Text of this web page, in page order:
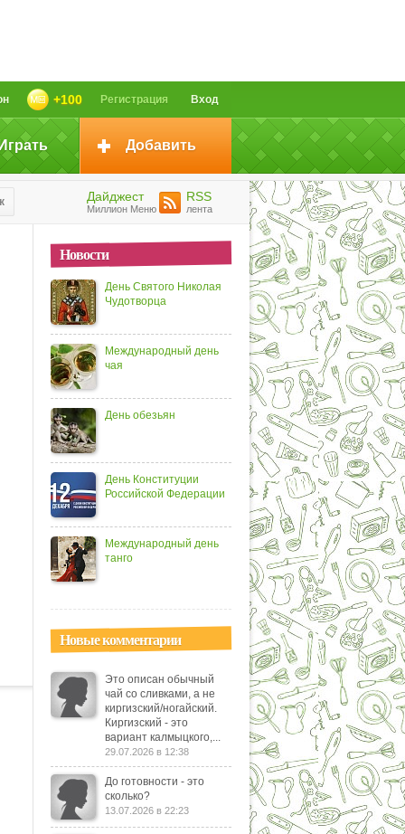
Вход
Регистрация
+100
Добавить
Дайджест
Миллион Меню
RSS
лента
Новости
День Святого Николая
Чудотворца
Международный день
чая
День обезьян
День Конституции
Российской Федерации
Международный день
танго
Новые комментарии
Это описан обычный
чай со сливками, а не
киргизский/ногайский.
Киргизский - это
вариант калмыцкого,...
29.07.2026 в 12:38
До готовности - это
сколько?
13.07.2026 в 22:23